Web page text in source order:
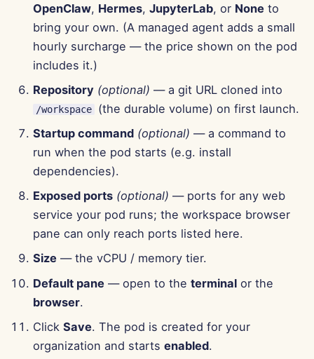
18 tháng 7 năm 2025
11 tháng 7 năm 2025
4 tháng 7 năm 2025
20 tháng 6 năm 2025
13 tháng 6 năm 2025
6 tháng 6 năm 2025
30 tháng 5 năm 2025
23 tháng 5 năm 2025
16 tháng 5 năm 2025
OpenClaw, Hermes, JupyterLab, or Noneto
bring your own. (A managed agent adds a small
hourly surcharge — the price shown on the pod
includes it.)
Repository (optional) — a git URL cloned into
/workspace
(the durable volume) on first launch.
Startup command (optional) — a command to
run when the pod starts (e.g. install
dependencies).
Exposed ports (optional) — ports for any web
service your pod runs; the workspace browser
pane can only reach ports listed here.
Size— the vCPU / memory tier.
Default pane— open to the terminalor the
browser.
Click Save. The pod is created for your
organization and starts enabled.